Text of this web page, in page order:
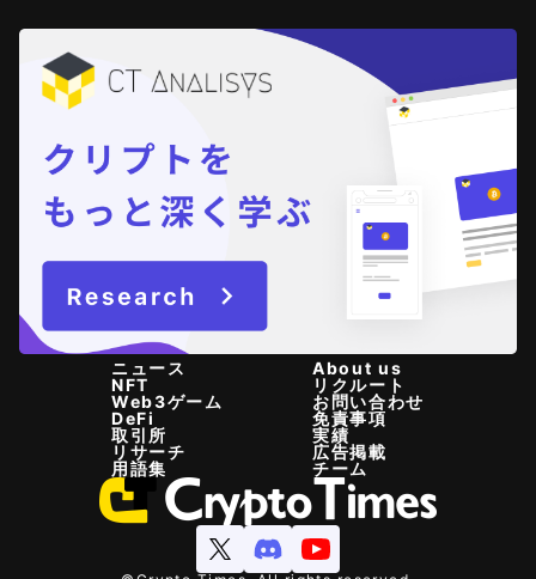
ニュース
NFT
Web3ゲーム
DeFi
取引所
リサーチ
用語集
About us
リクルート
お問い合わせ
免責事項
実績
広告掲載
チーム